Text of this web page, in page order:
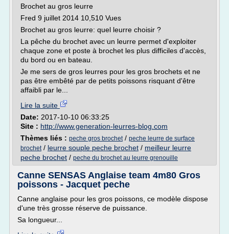
Brochet au gros leurre
Fred 9 juillet 2014 10,510 Vues
Brochet au gros leurre: quel leurre choisir ?
La pêche du brochet avec un leurre permet d'exploiter
chaque zone et poste à brochet les plus difficiles d'accès,
du bord ou en bateau.
Je me sers de gros leurres pour les gros brochets et ne
pas être embêté par de petits poissons risquant d'être
affaibli par le...
Lire la suite
Date: 2017-10-10 06:33:25
Site : http://www.generation-leurres-blog.com
Thèmes liés : peche gros brochet/ peche leurre de surface
brochet/ leurre souple peche brochet / meilleur leurre
peche brochet / peche du brochet au leurre grenouille
Canne SENSAS Anglaise team 4m80 Gros
poissons - Jacquet peche
Canne anglaise pour les gros poissons, ce modèle dispose
d'une très grosse réserve de puissance.
Sa longueur...